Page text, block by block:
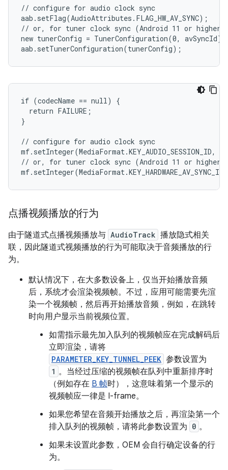
// configure for audio clock sync
aab.setFlag(AudioAttributes.FLAG_HW_AV_SYNC);
// or, for tuner clock sync (Android 11 or higher)
new tunerConfig = TunerConfiguration(0, avSyncId);
if (codecName == null) {
  return FAILURE;
}
// configure for audio clock sync
mf.setInteger(MediaFormat.KEY_AUDIO_SESSION_ID,
// or, for tuner clock sync (Android 11 or higher)
点播视频播放的行为
由于隧道式点播视频播放与 AudioTrack 播放隐式相关
联，因此隧道式视频播放的行为可能取决于音频播放的行
为。
默认情况下，在大多数设备上，仅当开始播放音频
后，系统才会渲染视频帧。不过，应用可能需要先渲
染一个视频帧，然后再开始播放音频，例如，在跳转
时向用户显示当前视频位置。
如需指示最先加入队列的视频帧应在完成解码后
立即渲染，请将
PARAMETER_KEY_TUNNEL_PEEK 参数设置为
1 。当经过压缩的视频帧在队列中重新排序时
（例如存在 B 帧时），这意味着第一个显示的
视频帧应一律是 I-frame。
如果您希望在音频开始播放之后，再渲染第一个
排入队列的视频帧，请将此参数设置为 0 。
如果未设置此参数，OEM 会自行确定设备的行
为。